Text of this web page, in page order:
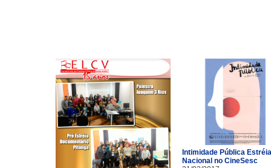
Intimidade Pública Estréia
Nacional no CineSesc